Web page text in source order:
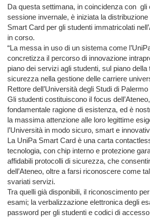
Da questa settimana, in coincidenza con gli
sessione invernale, è iniziata la
Smart Card per gli studenti immatricolati
in corso.
“La messa in uso di un sistema come
concretizza il percorso di innovazione
piano dei servizi agli studenti, sul piano
sicurezza nella gestione delle carriere
Rettore dell’Università degli Studi di
Gli studenti costituiscono il focus
fondamentale ragione di esistenza, ed è
la massima attenzione alle loro legittime
l’Università in modo sicuro, smart e
La UniPa Smart Card è una carta
tecnologia, con chip interno e protezione
affidabili protocolli di sicurezza, che
dell’Ateneo, oltre a farsi riconoscere come
svariati servizi.
Tra quelli già disponibili, il riconoscimento
esami; la verbalizzazione elettronica degli
password per gli studenti e codici di accesso